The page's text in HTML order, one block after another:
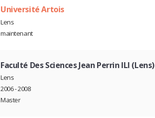
Université Artois
Lens
maintenant
Faculté Des Sciences Jean Perrin ILI (Lens)
Lens
2006 - 2008
Master